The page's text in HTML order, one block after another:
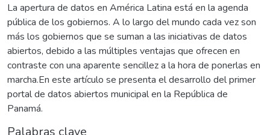
La apertura de datos en América Latina está en la agenda
pública de los gobiernos. A lo largo del mundo cada vez son
más los gobiernos que se suman a las iniciativas de datos
abiertos, debido a las múltiples ventajas que ofrecen en
contraste con una aparente sencillez a la hora de ponerlas en
marcha.En este artículo se presenta el desarrollo del primer
portal de datos abiertos municipal en la República de
Panamá.
Palabras clave